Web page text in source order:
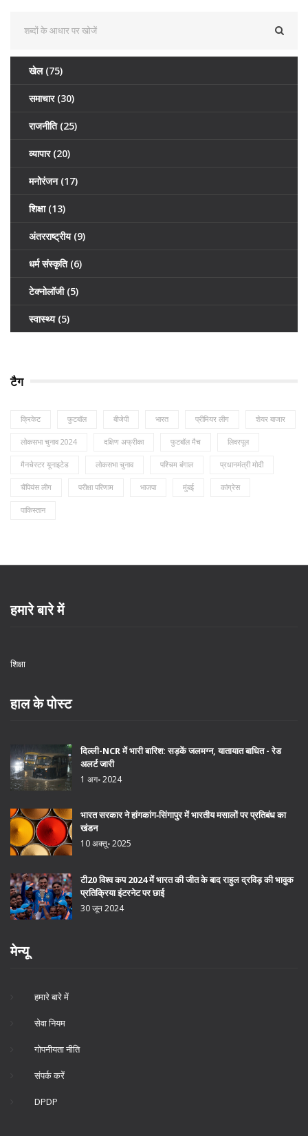
खेल (75)
समाचार (30)
राजनीति (25)
व्यापार (20)
मनोरंजन (17)
शिक्षा (13)
अंतरराष्ट्रीय (9)
धर्म संस्कृति (6)
टेक्नोलॉजी (5)
स्वास्थ्य (5)
टैग
क्रिकेट फुटबॉल बीजेपी भारत प्रीमियर लीग शेयर बाजार
लोकसभा चुनाव 2024 दक्षिण अफ्रीका फुटबॉल मैच लिवरपूल
मैनचेस्टर यूनाइटेड लोकसभा चुनाव पश्चिम बंगाल प्रधानमंत्री मोदी
चैंपियंस लीग परीक्षा परिणाम भाजपा मुंबई कांग्रेस
पाकिस्तान
हमारे बारे में
शिक्षा
हाल के पोस्ट
दिल्ली-NCR में भारी बारिश: सड़कें जलमग्न, यातायात बाधित - रेड
अलर्ट जारी
1 अग॰ 2024
भारत सरकार ने हांगकांग‑सिंगापुर में भारतीय मसालों पर प्रतिबंध का
खंडन
10 अक्तू॰ 2025
टी20 विश्व कप 2024 में भारत की जीत के बाद राहुल द्रविड़ की भावुक
प्रतिक्रिया इंटरनेट पर छाई
30 जून 2024
मेन्यू
हमारे बारे में
सेवा नियम
गोपनीयता नीति
संपर्क करें
DPDP